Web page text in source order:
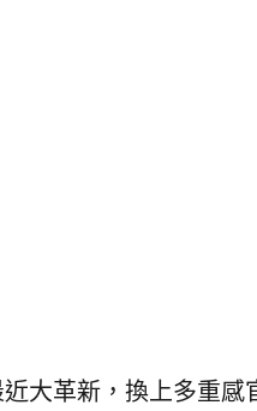
大革新，換上多重感